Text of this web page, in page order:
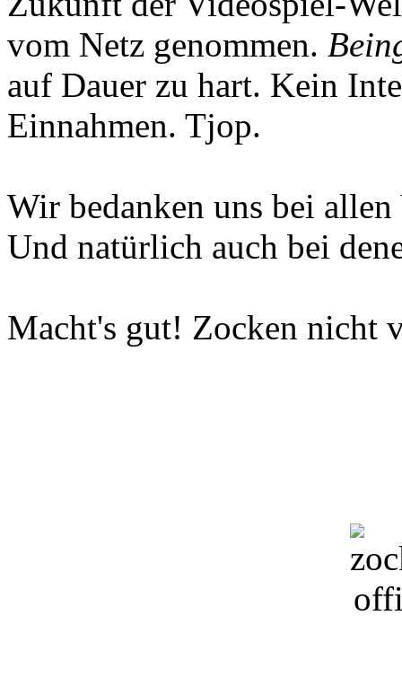
vom Netz genommen.
auf Dauer zu hart. Kein
Einnahmen. Tjop.
Wir bedanken uns bei
Und natürlich auch bei
Macht's gut! Zocken nicht